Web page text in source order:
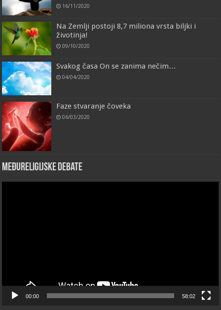
16/11/2020
Na Zemlji postoji 8,7 miliona vrsta biljki i
životinja!
09/10/2020
Svakog časa On se zanima nečim…
04/04/2020
Faze stvaranje čoveka
06/03/2020
Međureligijske debate
00:00 58:02